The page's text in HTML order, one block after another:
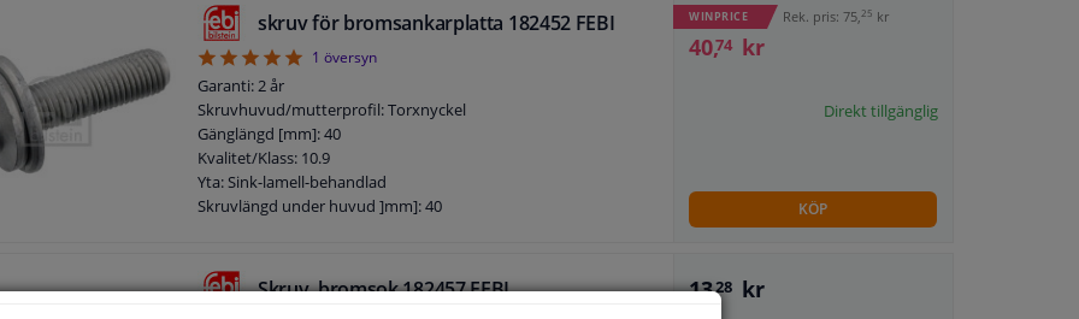
skruv för bromsankarplatta 182452 FEBI
51 översyn
Garanti: 2 år
Skruvhuvud/mutterprofil: Torxnyckel
Gänglängd [mm]: 40
Kvalitet/Klass: 10.9
Yta: Sink-lamell-behandlad
Skruvlängd under huvud ]mm]: 40
WINPRICE Rek. pris: 75,25 kr
40,74 kr
Direkt tillgänglig
KÖP
Skruv, bromsok 182457 FEBI 13,28 kr